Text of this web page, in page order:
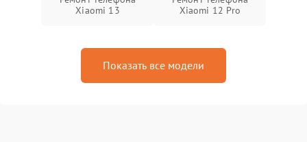
Xiaomi 13
Xiaomi 12 Pro
Показать все модели